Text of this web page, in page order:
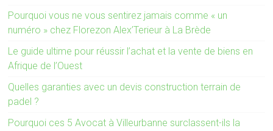
Pourquoi vous ne vous sentirez jamais comme « un
numéro » chez Florezon Alex’Terieur à La Brède
Le guide ultime pour réussir l’achat et la vente de biens en
Afrique de l’Ouest
Quelles garanties avec un devis construction terrain de
padel ?
Pourquoi ces 5 Avocat à Villeurbanne surclassent-ils la